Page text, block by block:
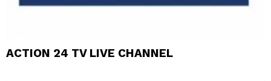
ACTION 24 TV LIVE CHANNEL